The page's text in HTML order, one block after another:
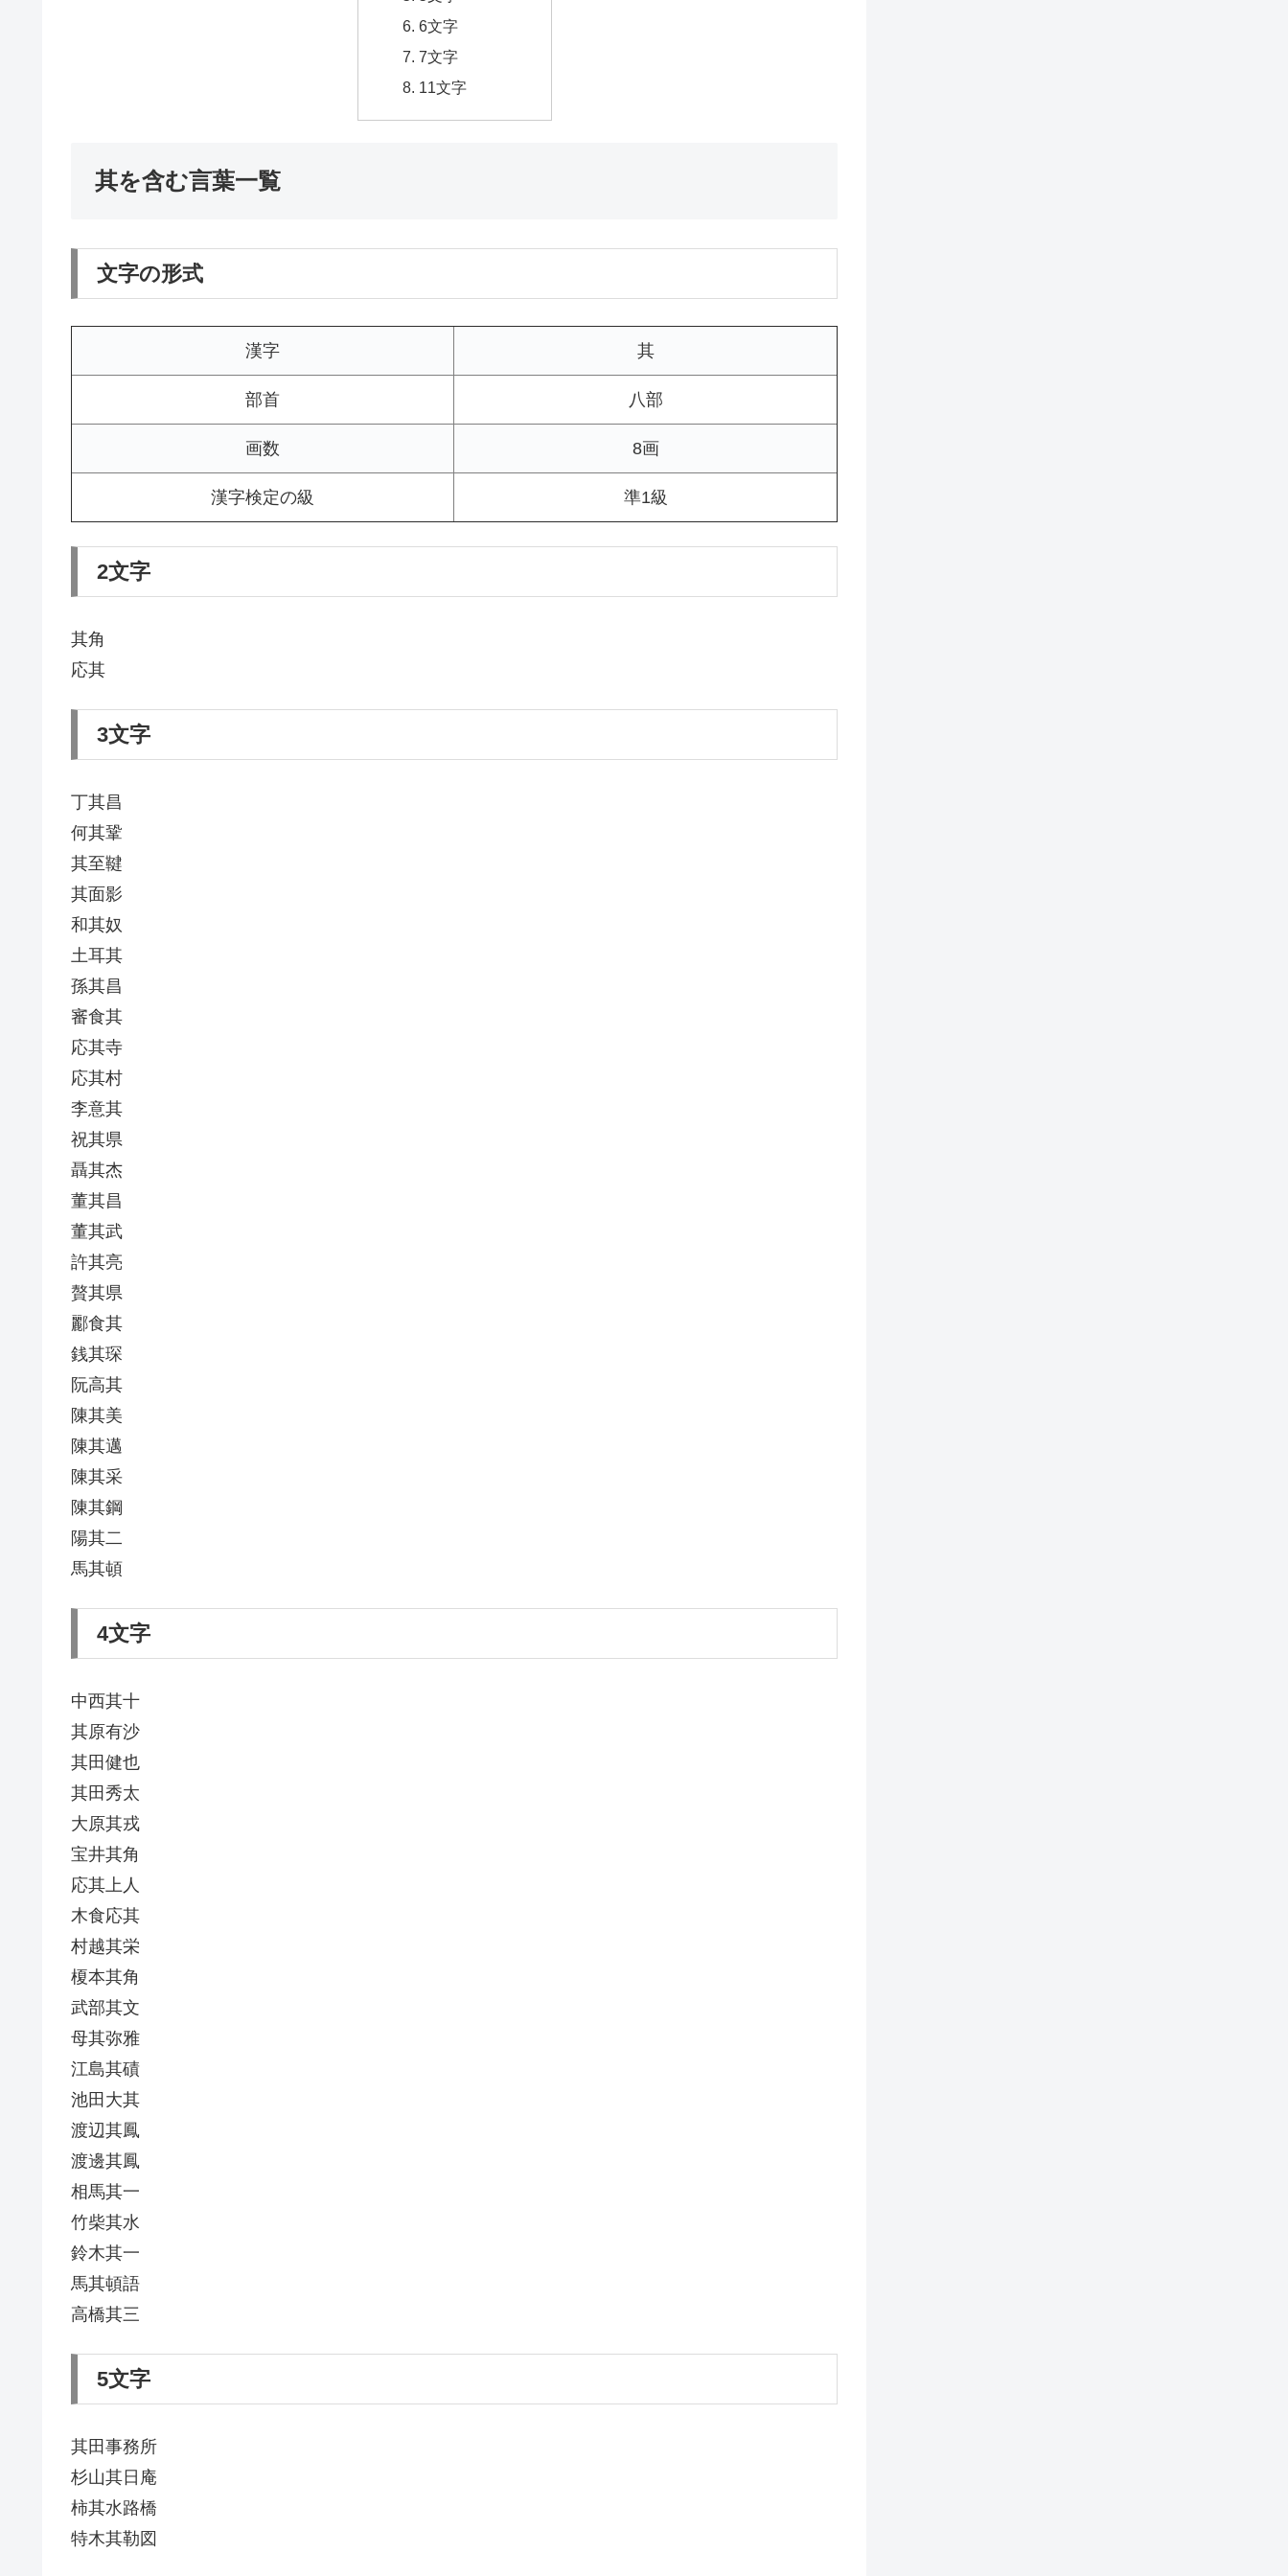
6文字
7文字
11文字
其を含む言葉一覧
文字の形式
漢字 其
部首 八部
画数 8画
漢字検定の級 準1級
2文字
其角
応其
3文字
丁其昌
何其鞏
其至鞬
其面影
和其奴
土耳其
孫其昌
審食其
応其寺
応其村
李意其
祝其県
聶其杰
董其昌
董其武
許其亮
贅其県
酈食其
銭其琛
阮高其
陳其美
陳其邁
陳其采
陳其鋼
陽其二
馬其頓
4文字
中西其十
其原有沙
其田健也
其田秀太
大原其戎
宝井其角
応其上人
木食応其
村越其栄
榎本其角
武部其文
母其弥雅
江島其磧
池田大其
渡辺其鳳
渡邊其鳳
相馬其一
竹柴其水
鈴木其一
馬其頓語
高橋其三
5文字
其田事務所
杉山其日庵
柿其水路橋
特木其勒図